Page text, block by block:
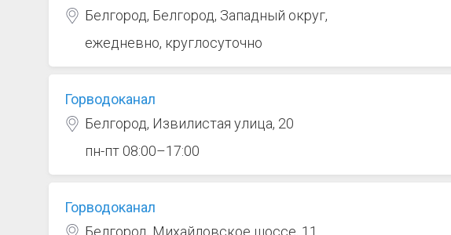
Белгород, Белгород, Западный округ,
ежедневно, круглосуточно
Горводоканал
Белгород, Извилистая улица, 20
пн-пт 08:00–17:00
Горводоканал
Белгород, Михайловское шоссе, 11